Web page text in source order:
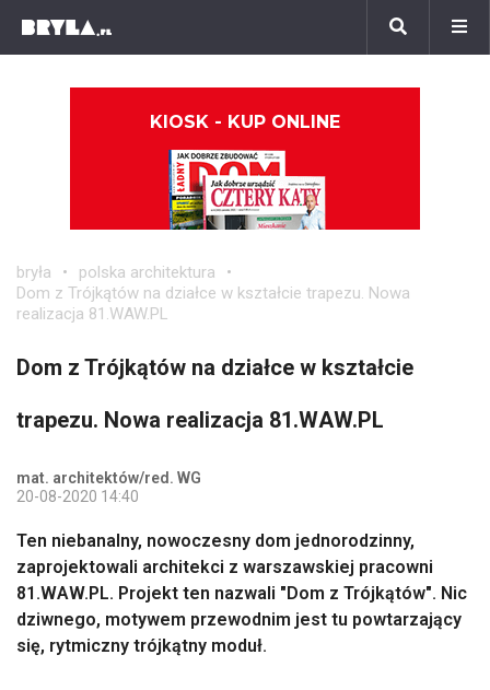
KIOSK - KUP ONLINE
bryła
polska architektura
Dom z Trójkątów na działce w kształcie trapezu. Nowa
realizacja 81.WAW.PL
Dom z Trójkątów na działce w kształcie
trapezu. Nowa realizacja 81.WAW.PL
mat. architektów/red. WG
20-08-2020 14:40
Ten niebanalny, nowoczesny dom jednorodzinny,
zaprojektowali architekci z warszawskiej pracowni
81.WAW.PL. Projekt ten nazwali "Dom z Trójkątów". Nic
dziwnego, motywem przewodnim jest tu powtarzający
się, rytmiczny trójkątny moduł.